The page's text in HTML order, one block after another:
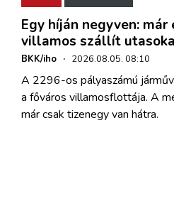
Egy híján negyven: már
villamos szállít
BKK/iho · 2026.08.05. 08:10
A 2296-os pályaszámú
a főváros villamosflottája. A
már csak tizenegy van hátra.